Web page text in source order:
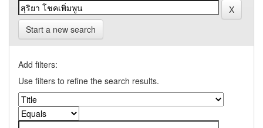
Start a new search
Add filters:
Use filters to refine the search results.